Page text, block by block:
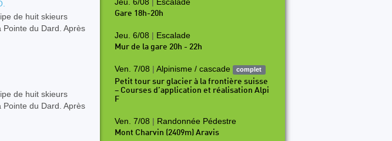
de huit skieurs
du Dard. Après
de huit skieurs
du Dard. Après
Jeu. 6/08 | Escalade
Gare 18h-20h
Jeu. 6/08 | Escalade
Mur de la gare 20h - 22h
Ven. 7/08 | Alpinisme / cascade complet
Petit tour sur glacier à la frontière suisse
– Courses d’application et réalisation Alpi
F
Ven. 7/08 | Randonnée Pédestre
Mont Charvin (2409m) Aravis